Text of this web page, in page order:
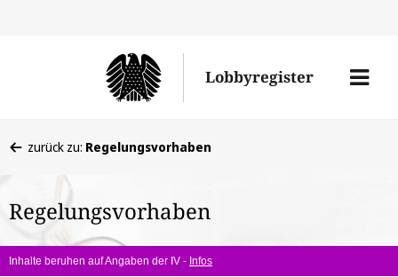
Lobbyregister
Menü
befinden
hier:
zurück zu: Regelungsvorhaben
Regelungsvorhaben
Inhalte beruhen auf Angaben der IV - Infos